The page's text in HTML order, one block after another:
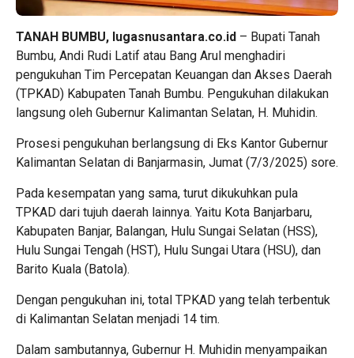
TANAH BUMBU, lugasnusantara.co.id – Bupati Tanah
Bumbu, Andi Rudi Latif atau Bang Arul menghadiri
pengukuhan Tim Percepatan Keuangan dan Akses Daerah
(TPKAD) Kabupaten Tanah Bumbu. Pengukuhan dilakukan
langsung oleh Gubernur Kalimantan Selatan, H. Muhidin.
Prosesi pengukuhan berlangsung di Eks Kantor Gubernur
Kalimantan Selatan di Banjarmasin, Jumat (7/3/2025) sore.
Pada kesempatan yang sama, turut dikukuhkan pula
TPKAD dari tujuh daerah lainnya. Yaitu Kota Banjarbaru,
Kabupaten Banjar, Balangan, Hulu Sungai Selatan (HSS),
Hulu Sungai Tengah (HST), Hulu Sungai Utara (HSU), dan
Barito Kuala (Batola).
Dengan pengukuhan ini, total TPKAD yang telah terbentuk
di Kalimantan Selatan menjadi 14 tim.
Dalam sambutannya, Gubernur H. Muhidin menyampaikan